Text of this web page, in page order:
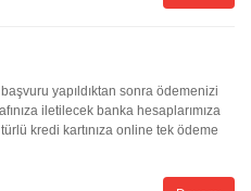
yapıldıktan sonra ödemenizi
iletilecek banka hesaplarımıza
kredi kartınıza online tek ödeme